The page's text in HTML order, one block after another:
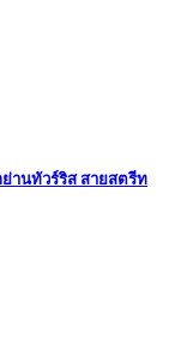
านทัวร์ริส สายสตรีท